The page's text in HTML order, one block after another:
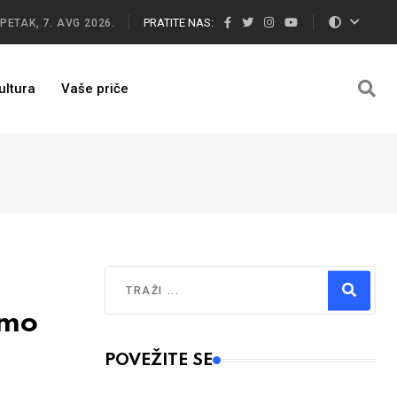
PETAK, 7. AVG 2026. PRATITE NAS:
Vaše priče
Type 2 or more characters for results.
POVEŽITE SE